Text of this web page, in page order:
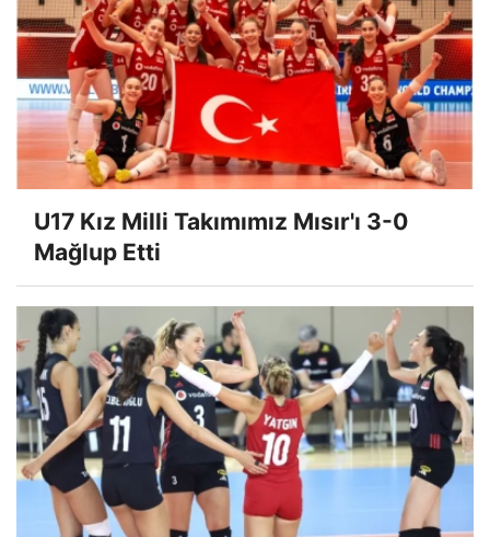
U17 Kız Milli Takımımız Mısır'ı 3-0
Mağlup Etti